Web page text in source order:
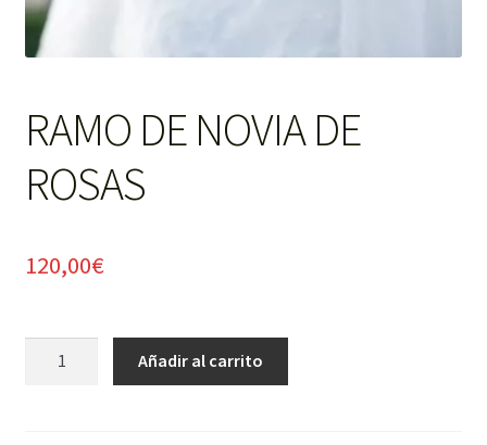
RAMO DE NOVIA DE
ROSAS
120,00€
Añadir al carrito